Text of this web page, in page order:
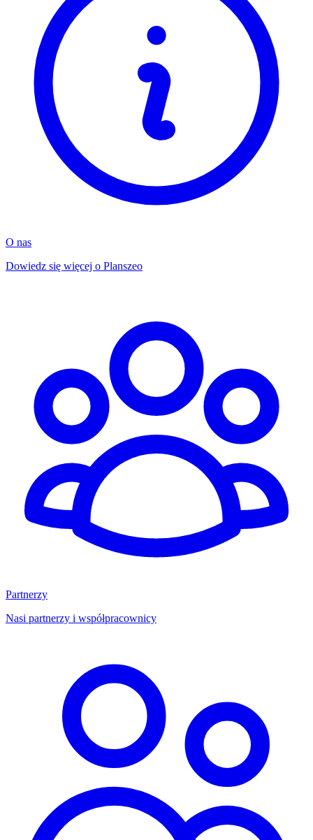
O nas
Dowiedz się więcej o Planszeo
Partnerzy
Nasi partnerzy i współpracownicy